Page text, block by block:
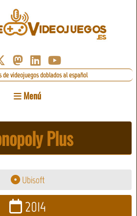
de videojuegos doblados al español
Menú
Plus
Ubisoft
2014